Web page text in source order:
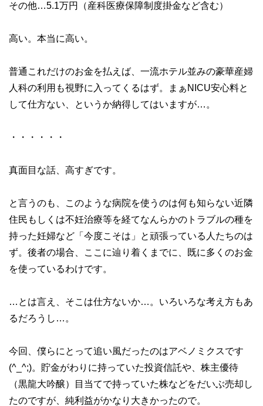
その他…5.1万円（産科医療保障制度掛金など含む）
高い。本当に高い。
普通これだけのお金を払えば、一流ホテル並みの豪華産婦
人科の利用も視野に入ってくるはず。まぁNICU安心料と
して仕方ない、というか納得してはいますが…。
・・・・・・
真面目な話、高すぎです。
と言うのも、このような病院を使うのは何も知らない近隣
住民もしくは不妊治療等を経てなんらかのトラブルの種を
持った妊婦など「今度こそは」と頑張っている人たちのは
ず。後者の場合、ここに辿り着くまでに、既に多くのお金
を使っているわけです。
…とは言え、そこは仕方ないか…。いろいろな考え方もあ
るだろうし…。
今回、僕らにとって追い風だったのはアベノミクスです
(^_^;)。貯金がわりに持っていた投資信託や、株主優待
（黒龍大吟醸）目当てで持っていた株などをだいぶ売却し
たのですが、純利益がかなり大きかったので。